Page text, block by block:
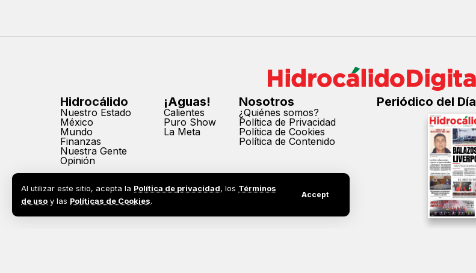
Al utilizar este sitio, acepta la Política de privacidad, los Términos
de uso y las Políticas de Cookies.
Accept
Hidrocálido
Nuestro Estado
México
Mundo
Finanzas
Nuestra Gente
Opinión
¡Aguas!
Calientes
Puro Show
La Meta
Nosotros
¿Quiénes somos?
Política de Privacidad
Política de Cookies
Política de Contenido
Periódico del Día